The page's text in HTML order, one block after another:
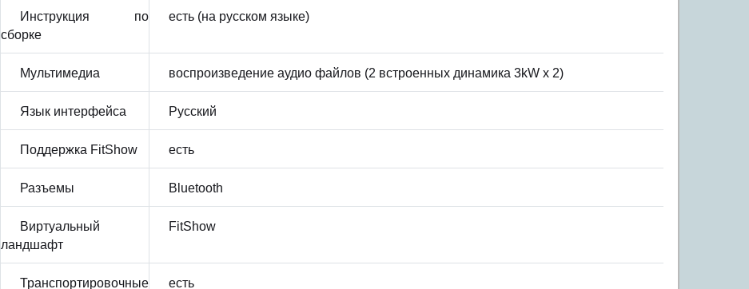
Инструкция по
сборке
есть (на русском языке)
Мультимедиа воспроизведение аудио файлов (2 встроенных динамика 3kW x 2)
Язык интерфейса Русский
Поддержка FitShow есть
Разъемы Bluetooth
Виртуальный
ландшафт
FitShow
Транспортировочные
есть